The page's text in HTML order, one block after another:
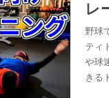
レ
野球
ティ
や球
きる